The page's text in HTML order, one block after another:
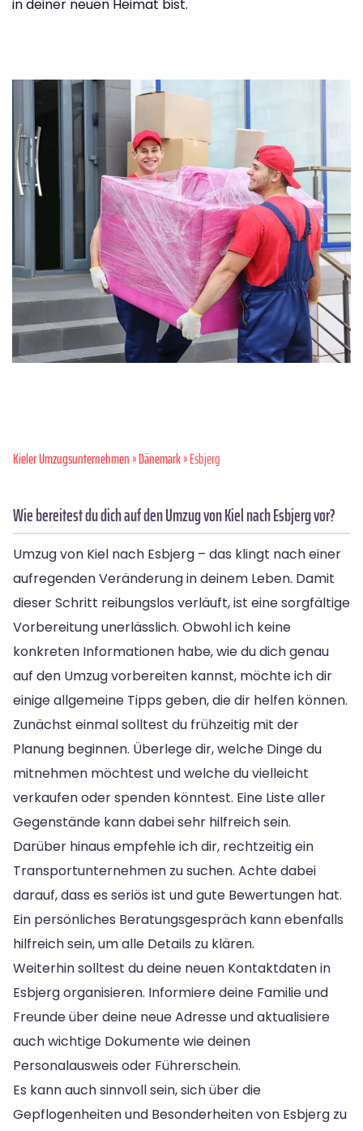
in deiner neuen Heimat bist.
Kieler Umzugsunternehmen»Dänemark» Esbjerg
Wie bereitest du dich auf den Umzug von Kiel nach Esbjerg vor?
Umzug von Kiel nach Esbjerg – das klingt nach einer
aufregenden Veränderung in deinem Leben. Damit
dieser Schritt reibungslos verläuft, ist eine sorgfältige
Vorbereitung unerlässlich. Obwohl ich keine
konkreten Informationen habe, wie du dich genau
auf den Umzug vorbereiten kannst, möchte ich dir
einige allgemeine Tipps geben, die dir helfen können.
Zunächst einmal solltest du frühzeitig mit der
Planung beginnen. Überlege dir, welche Dinge du
mitnehmen möchtest und welche du vielleicht
verkaufen oder spenden könntest. Eine Liste aller
Gegenstände kann dabei sehr hilfreich sein.
Darüber hinaus empfehle ich dir, rechtzeitig ein
Transportunternehmen zu suchen. Achte dabei
darauf, dass es seriös ist und gute Bewertungen hat.
Ein persönliches Beratungsgespräch kann ebenfalls
hilfreich sein, um alle Details zu klären.
Weiterhin solltest du deine neuen Kontaktdaten in
Esbjerg organisieren. Informiere deine Familie und
Freunde über deine neue Adresse und aktualisiere
auch wichtige Dokumente wie deinen
Personalausweis oder Führerschein.
Es kann auch sinnvoll sein, sich über die
Gepflogenheiten und Besonderheiten von Esbjerg zu